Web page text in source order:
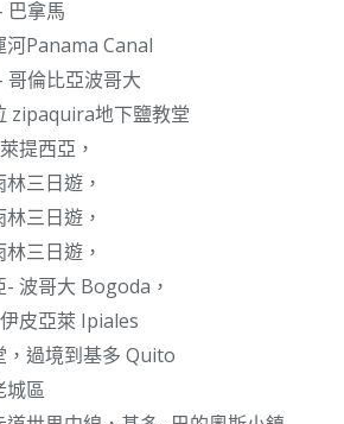
巴拿馬
Panama Canal
哥倫比亞波哥大
zipaquira地下鹽教堂
提西亞，
三日遊，
三日遊，
三日遊，
波哥大 Bogoda，
皮亞萊 Ipiales
，過境到基多 Quito
城區